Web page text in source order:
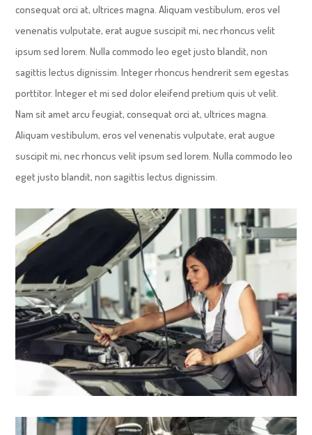
consequat orci at, ultrices magna. Aliquam vestibulum, eros vel
venenatis vulputate, erat augue suscipit mi, nec rhoncus velit
ipsum sed lorem. Nulla commodo leo eget justo blandit, non
sagittis lectus dignissim. Integer rhoncus hendrerit sem egestas
porttitor. Integer et mi sed dolor eleifend pretium quis ut velit.
Nam sit amet arcu feugiat, consequat orci at, ultrices magna.
Aliquam vestibulum, eros vel venenatis vulputate, erat augue
suscipit mi, nec rhoncus velit ipsum sed lorem. Nulla commodo leo
eget justo blandit, non sagittis lectus dignissim.